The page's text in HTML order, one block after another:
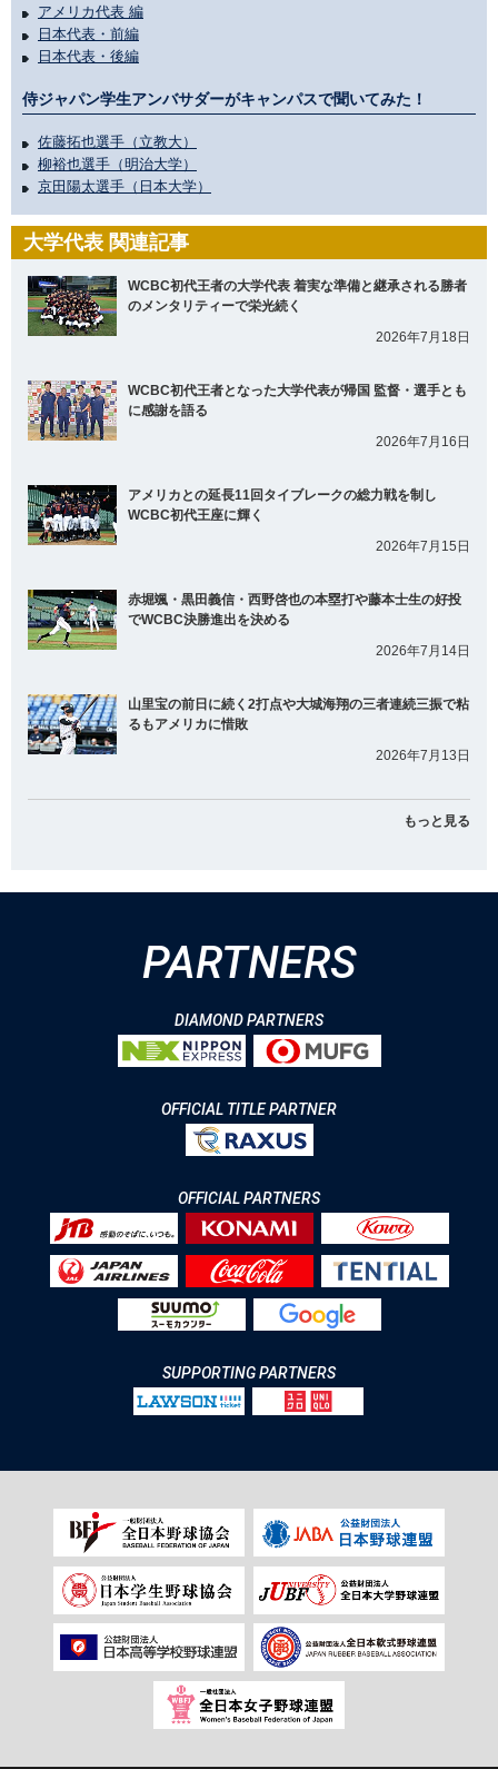
アメリカ代表 編
日本代表・前編
日本代表・後編
侍ジャパン学生アンバサダーがキャンパスで聞いてみた！
佐藤拓也選手（立教大）
柳裕也選手（明治大学）
京田陽太選手（日本大学）
大学代表 関連記事
WCBC初代王者の大学代表 着実な準備と継承される勝者
のメンタリティーで栄光続く
2026年7月18日
WCBC初代王者となった大学代表が帰国 監督・選手とも
に感謝を語る
2026年7月16日
アメリカとの延長11回タイブレークの総力戦を制し
WCBC初代王座に輝く
2026年7月15日
赤堀颯・黒田義信・西野啓也の本塁打や藤本士生の好投
でWCBC決勝進出を決める
2026年7月14日
山里宝の前日に続く2打点や大城海翔の三者連続三振で粘
るもアメリカに惜敗
2026年7月13日
もっと見る
PARTNERS
DIAMOND PARTNERS
OFFICIAL TITLE PARTNER
OFFICIAL PARTNERS
SUPPORTING PARTNERS